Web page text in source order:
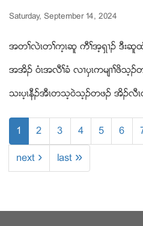
Saturday, September 14, 2024
အတႈလဲၚတႈက့ၚဆူ ကီႈအ့ရွ႕ဥ ဒီးဆူ
အအိဥ ၀ံၚအလီႈခံ လ႕ပွၚကမ်႕ႈဖိသ့
သးပ့ၚနီဥအီၚတသ့၀ဲသ့ဥတဖဥ အိဥလီၚ
1 2 3 4 5 6
next › last »